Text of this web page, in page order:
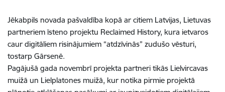
Jēkabpils novada pašvaldība kopā ar citiem Latvijas, Lietuvas
partneriem īsteno projektu Reclaimed History, kura ietvaros
caur digitāliem risinājumiem “atdzīvinās” zudušo vēsturi,
tostarp Gārsenē.
Pagājušā gada novembrī projekta partneri tikās Lielvircavas
muižā un Lielplatones muižā, kur notika pirmie projektā